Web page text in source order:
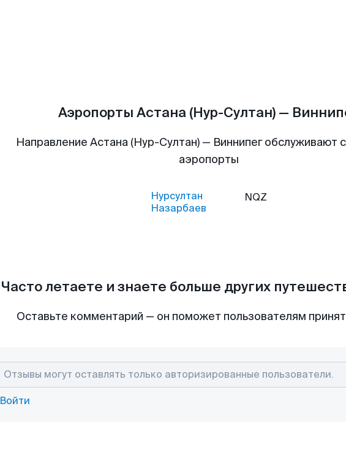
Аэропорты Астана (Нур-Султан) —
Направление Астана (Нур-Султан) — Виннипег обслуживают
аэропорты
Нурсултан
Назарбаев
NQZ
Часто летаете и знаете больше других
Оставьте комментарий — он поможет пользователям
Войти